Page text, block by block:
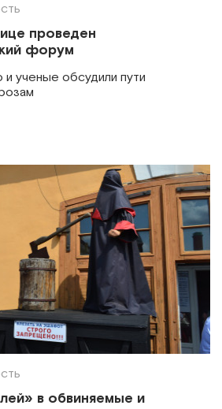
проведен
форум
обсудили пути
в обвиняемые и